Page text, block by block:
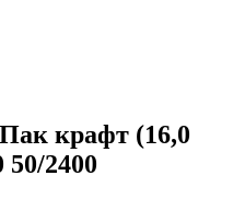
крафт (16,0
50/2400